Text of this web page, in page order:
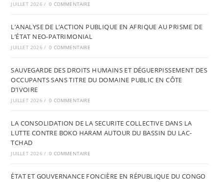
JUILLET 2026 / 0 COMMENTAIRE
L’ANALYSE DE L’ACTION PUBLIQUE EN AFRIQUE AU PRISME DE
L’ÉTAT NEO-PATRIMONIAL
JUILLET 2026 / 0 COMMENTAIRE
SAUVEGARDE DES DROITS HUMAINS ET DÉGUERPISSEMENT DES
OCCUPANTS SANS TITRE DU DOMAINE PUBLIC EN CÔTE
D’IVOIRE
JUILLET 2026 / 0 COMMENTAIRE
LA CONSOLIDATION DE LA SECURITE COLLECTIVE DANS LA
LUTTE CONTRE BOKO HARAM AUTOUR DU BASSIN DU LAC-
TCHAD
JUILLET 2026 / 0 COMMENTAIRE
ÉTAT ET GOUVERNANCE FONCIÈRE EN RÉPUBLIQUE DU CONGO